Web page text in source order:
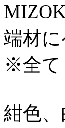
端材
※全て
紺色